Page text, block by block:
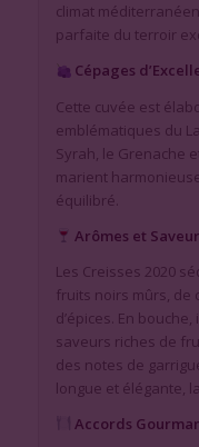
climat
parfaite du terroir
Cépages
Cette cuvée est
emblématiques du
Syrah, le Grenache
marient
équilibré.
Arômes et
Les Creisses 2020
fruits noirs mûrs, de
d’épices. En
saveurs riches de
des notes de
longue et élégante,
Accords